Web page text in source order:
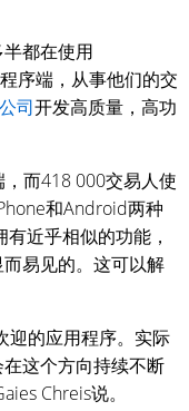
都在使用
序端，从事他们的交
司开发高质量，高功
而418 000交易人使
和Android两种
近乎相似的功能，
易见的。这可以解
迎的应用程序。实际
这个方向持续不断
Chreis说。